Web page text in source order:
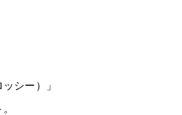
シー）」